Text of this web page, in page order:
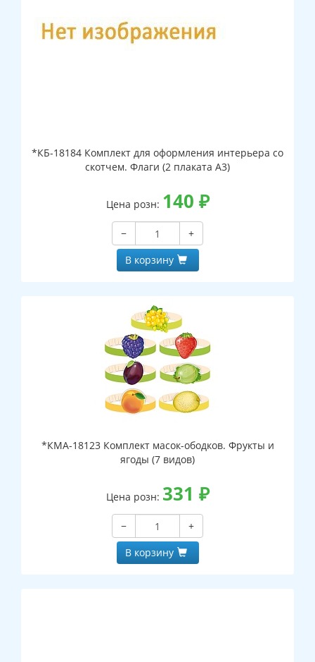
*КБ-18184 Комплект для оформления интерьера со
скотчем. Флаги (2 плаката А3)
Цена розн: 140 ₽
−
+
В корзину
*КМА-18123 Комплект масок-ободков. Фрукты и
ягоды (7 видов)
Цена розн: 331 ₽
−
+
В корзину